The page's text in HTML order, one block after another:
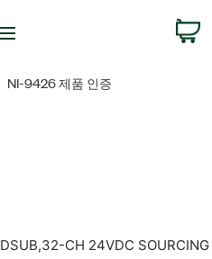
NI-9426 제품 인증
CH 24VDC SOURCING